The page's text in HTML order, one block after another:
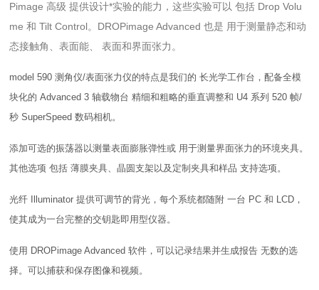
Pimage 高级 提供设计*实验的能力，这些实验可以 包括 Drop Volu
me 和 Tilt Control。DROPimage Advanced 也是 用于测量静态和动
态接触角、表面能、 表面和界面张力。
model 590 测角仪/表面张力仪的特点是我们的 长光学工作台，配备全模
块化的 Advanced 3 轴载物台 精细和粗略的垂直调整和 U4 系列 520 帧/
秒 SuperSpeed 数码相机。
添加可选的振荡器以测量表面膨胀弹性或 用于测量界面张力的环境夹具。
其他选项 包括 薄膜夹具、晶圆支架以及定制夹具和样品 支持选项。
光纤 Illuminator 提供可调节的背光，每个系统都随附 一台 PC 和 LCD，
使其成为一台完整的交钥匙即用型仪器。
使用 DROPimage Advanced 软件，可以记录结果并生成报告 无数的选
择。可以捕获和保存图像和视频。